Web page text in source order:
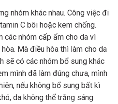
nhóm khác nhau. Công việc đi
C bôi hoặc kem chống.
các nhóm cấp ẩm cho da vì
Mà điều hòa thì làm cho da
sẽ có các nhóm bổ sung khác
mình đã làm đúng chưa, mình
nếu không bổ sung bất kì
da không thể trắng sáng